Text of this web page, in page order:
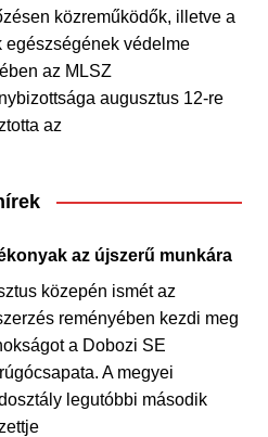
közreműködők, illetve a
egészségének védelme
az MLSZ
augusztus 12-re
az
az újszerű munkára
közepén ismét az
reményében kezdi meg
a Dobozi SE
A megyei
legutóbbi második